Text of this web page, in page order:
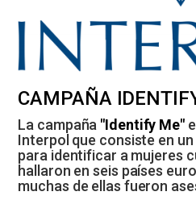
CAMPAÑA
La campaña "Identify Me"
Interpol que consiste en
para identificar a mujeres
hallaron en seis países
muchas de ellas fueron